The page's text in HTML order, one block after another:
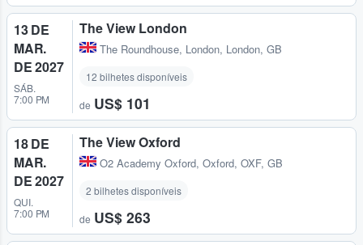
13 DE
MAR.
DE 2027
SÁB.
7:00 PM
The View London
The Roundhouse, London, London, GB
12 bilhetes disponíveis
de US$ 101
18 DE
MAR.
DE 2027
QUI.
7:00 PM
The View Oxford
O2 Academy Oxford, Oxford, OXF, GB
2 bilhetes disponíveis
de US$ 263